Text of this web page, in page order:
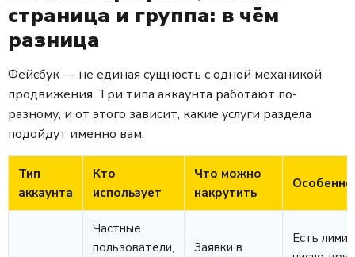
страница и группа: в чём
разница
Фейсбук — не единая сущность с одной механикой
продвижения. Три типа аккаунта работают по-
разному, и от этого зависит, какие услуги раздела
подойдут именно вам.
Тип
аккаунта
Кто
использует
Что можно
накрутить
Частные
пользователи,
Заявки в
Есть